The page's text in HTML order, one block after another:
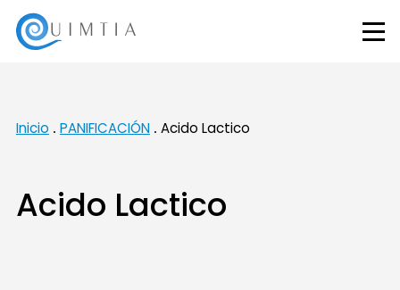
Inicio PANIFICACIÓN Acido Lactico
Acido Lactico